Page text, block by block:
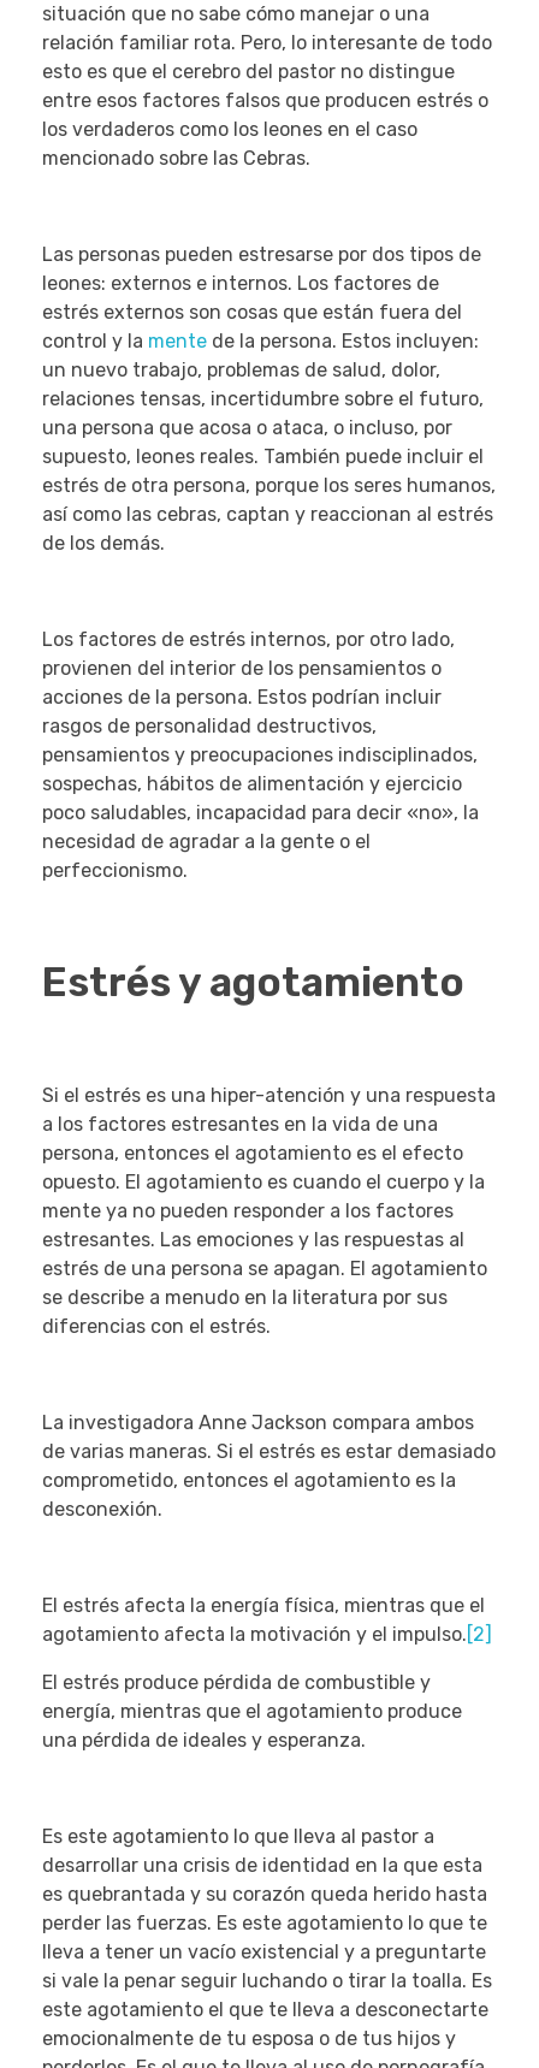
situación que no sabe cómo manejar o una
relación familiar rota. Pero, lo interesante de todo
esto es que el cerebro del pastor no distingue
entre esos factores falsos que producen estrés o
los verdaderos como los leones en el caso
mencionado sobre las Cebras.
Las personas pueden estresarse por dos tipos de
leones: externos e internos. Los factores de
estrés externos son cosas que están fuera del
control y la mente de la persona. Estos incluyen:
un nuevo trabajo, problemas de salud, dolor,
relaciones tensas, incertidumbre sobre el futuro,
una persona que acosa o ataca, o incluso, por
supuesto, leones reales. También puede incluir el
estrés de otra persona, porque los seres humanos,
así como las cebras, captan y reaccionan al estrés
de los demás.
Los factores de estrés internos, por otro lado,
provienen del interior de los pensamientos o
acciones de la persona. Estos podrían incluir
rasgos de personalidad destructivos,
pensamientos y preocupaciones indisciplinados,
sospechas, hábitos de alimentación y ejercicio
poco saludables, incapacidad para decir «no», la
necesidad de agradar a la gente o el
perfeccionismo.
Estrés y agotamiento
Si el estrés es una hiper-atención y una respuesta
a los factores estresantes en la vida de una
persona, entonces el agotamiento es el efecto
opuesto. El agotamiento es cuando el cuerpo y la
mente ya no pueden responder a los factores
estresantes. Las emociones y las respuestas al
estrés de una persona se apagan. El agotamiento
se describe a menudo en la literatura por sus
diferencias con el estrés.
La investigadora Anne Jackson compara ambos
de varias maneras. Si el estrés es estar demasiado
comprometido, entonces el agotamiento es la
desconexión.
El estrés afecta la energía física, mientras que el
agotamiento afecta la motivación y el impulso.[2]
El estrés produce pérdida de combustible y
energía, mientras que el agotamiento produce
una pérdida de ideales y esperanza.
Es este agotamiento lo que lleva al pastor a
desarrollar una crisis de identidad en la que esta
es quebrantada y su corazón queda herido hasta
perder las fuerzas. Es este agotamiento lo que te
lleva a tener un vacío existencial y a preguntarte
si vale la penar seguir luchando o tirar la toalla. Es
este agotamiento el que te lleva a desconectarte
emocionalmente de tu esposa o de tus hijos y